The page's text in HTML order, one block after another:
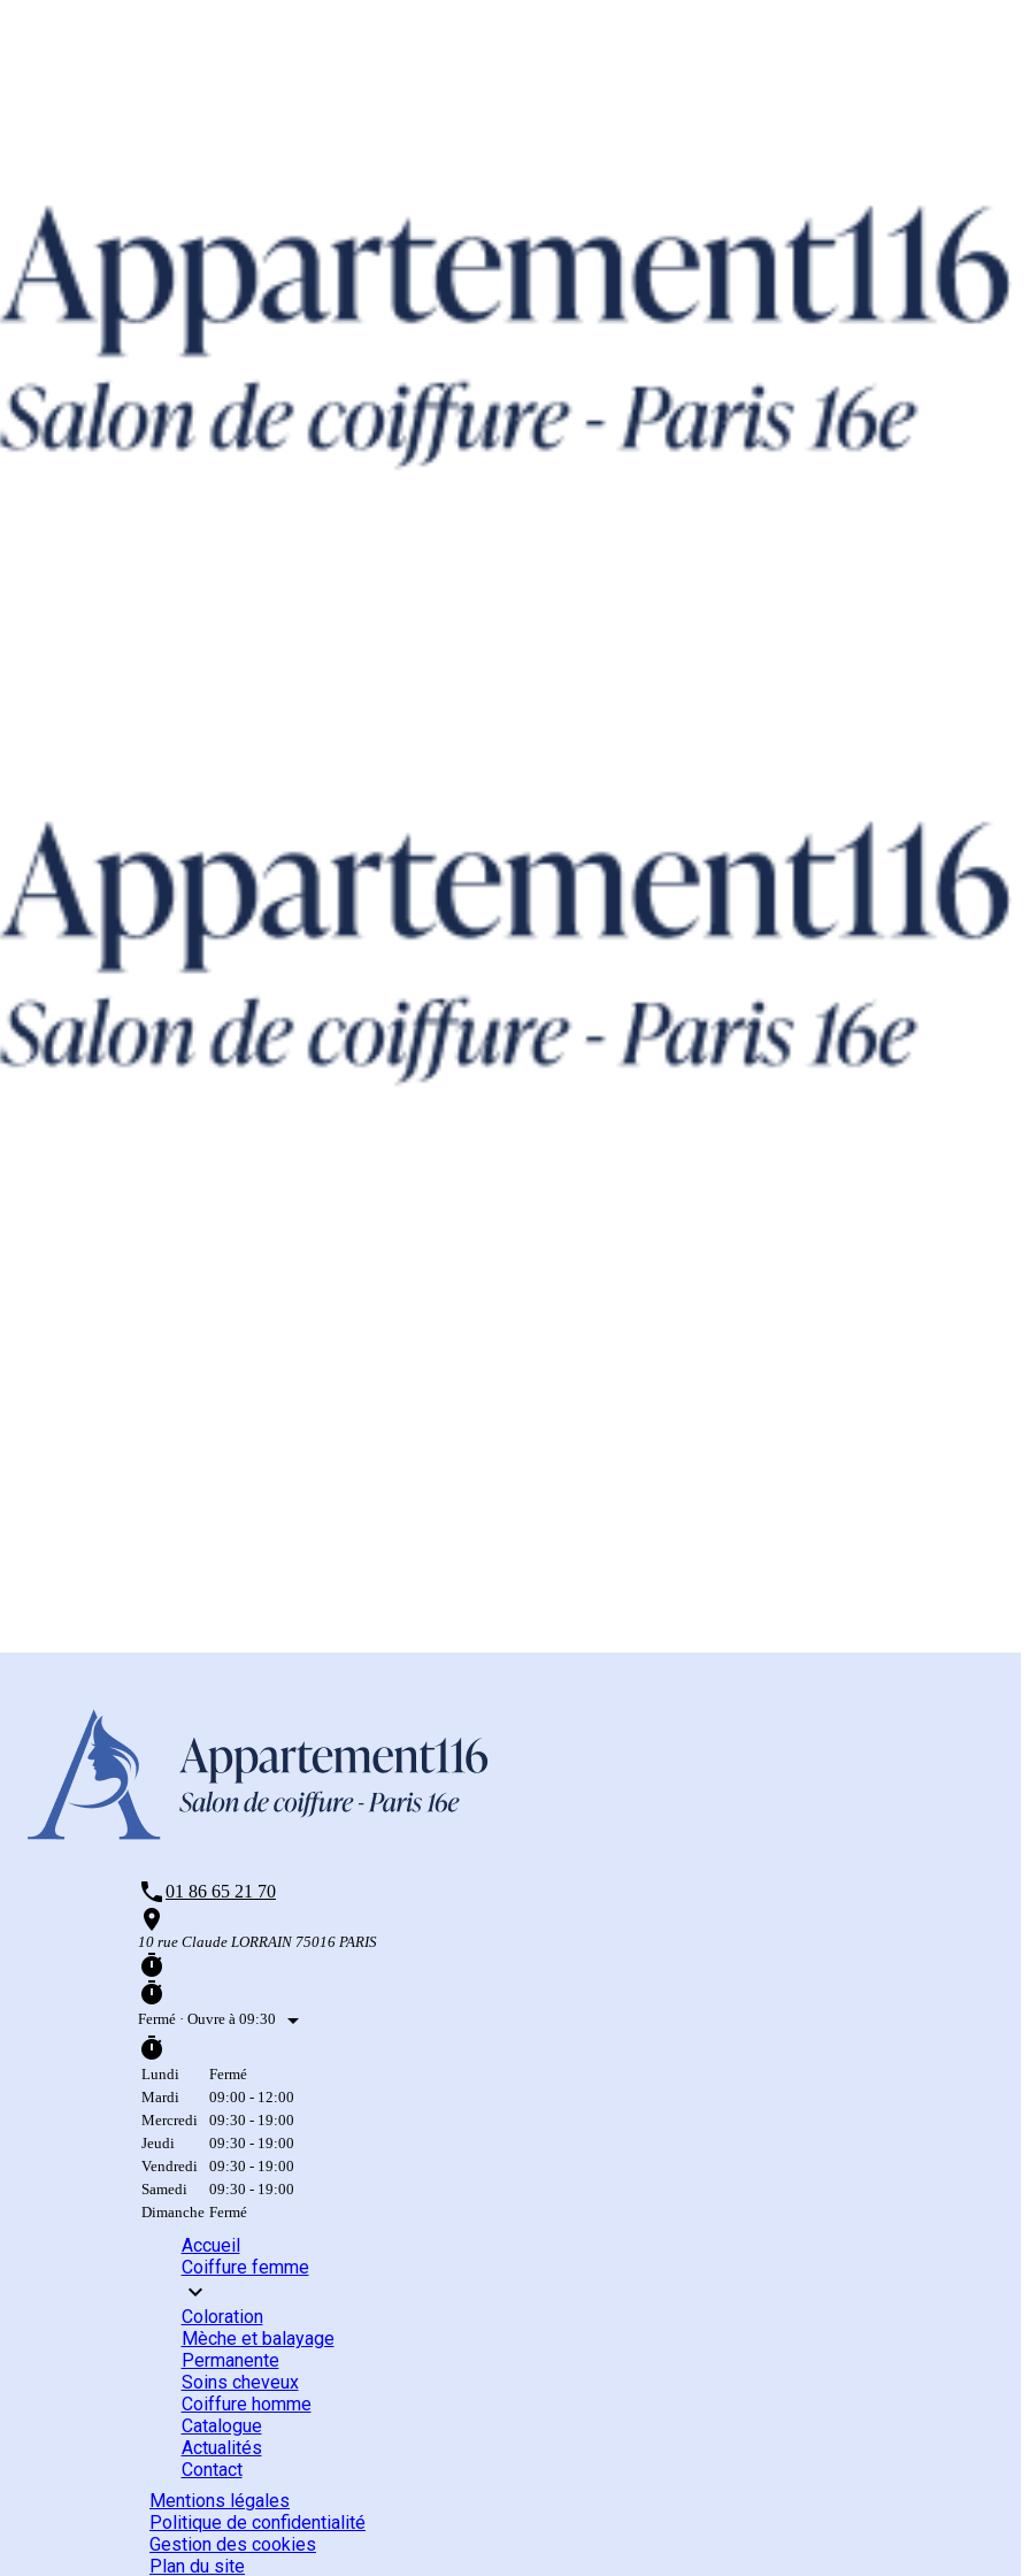
phone01 86 65 21 70
place
10 rue Claude LORRAIN 75016 PARIS
timer
timer
Fermé · Ouvre à 09:30
arrow_drop_down
timer
Lundi
Fermé
Mardi
09:00 - 12:00
Mercredi
09:30 - 19:00
Jeudi
09:30 - 19:00
Vendredi
09:30 - 19:00
Samedi
09:30 - 19:00
Dimanche Fermé
Accueil
Coiffure femme
expand_more
Coloration
Mèche et balayage
Permanente
Soins cheveux
Coiffure homme
Catalogue
Actualités
Contact
Mentions légales
Politique de confidentialité
Gestion des cookies
Plan du site